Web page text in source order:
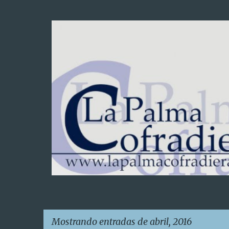
Mostrando entradas de abril, 2016